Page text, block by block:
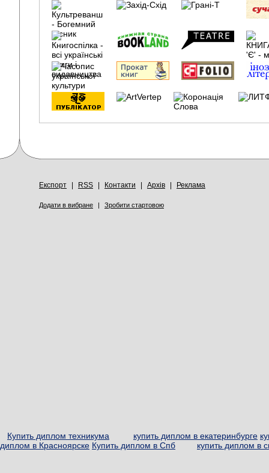
Експорт RSS Контакти Архів Реклама
Додати в вибране | Зробити стартовою
Купить диплом техникума купить диплом в екатеринбурге
диплом в Красноярске Купить диплом в Спб купить диплом в